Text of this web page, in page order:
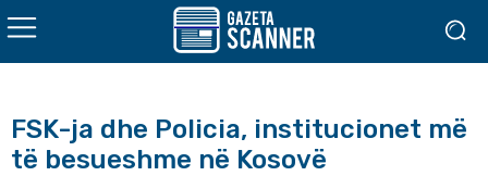
FSK-ja dhe Policia, institucionet më
të besueshme në Kosovë